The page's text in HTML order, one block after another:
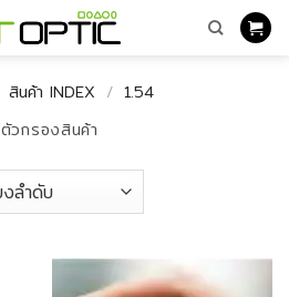
สินค้า INDEX / 1.54
ตัวกรองสินค้า